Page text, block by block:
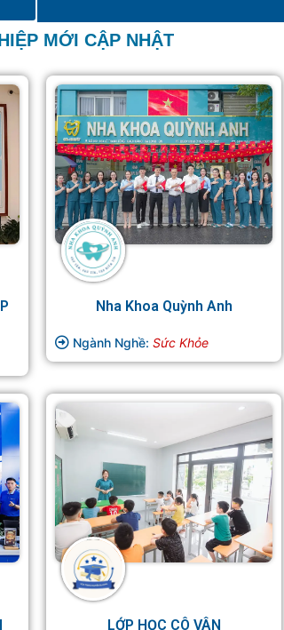
MỚI CẬP NHẬT
Nha Khoa Quỳnh Anh
Ngành Nghề: Sức Khỏe
LỚP HỌC CÔ VÂN